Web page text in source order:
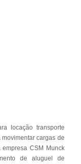
locação transporte
cargas de
CSM Munck
de aluguel de